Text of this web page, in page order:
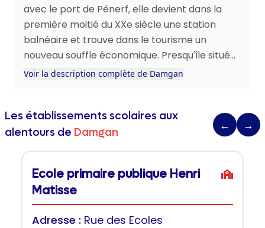
avec le port de Pénerf, elle devient dans la
première moitié du XXe siècle une station
balnéaire et trouve dans le tourisme un
nouveau souffle économique. Presqu'île situé...
Voir la description complète de Damgan
Les établissements scolaires aux
alentours de Damgan
← →
Ecole primaire publique Henri
Matisse
Adresse : Rue des Ecoles